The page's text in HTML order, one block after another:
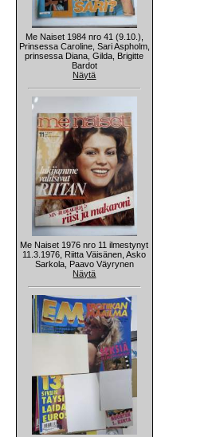
Me Naiset 1984 nro 41 (9.10.),
Prinsessa Caroline, Sari Aspholm,
prinsessa Diana, Gilda, Brigitte
Bardot
Näytä
Me Naiset 1976 nro 11 ilmestynyt
11.3.1976, Riitta Väisänen, Asko
Sarkola, Paavo Väyrynen
Näytä